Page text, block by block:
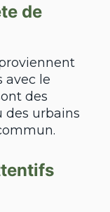
de
avec le
des
des urbains